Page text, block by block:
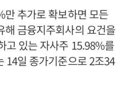
추가로 확보하면 모든
금융지주회사의 요건을
고 있는 자사주 15.98%를
14일 종가기준으로 2조34